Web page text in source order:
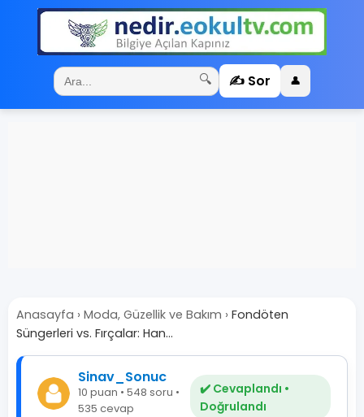
🔍 ✍️ Sor 👤
Anasayfa › Moda, Güzellik ve Bakım › Fondöten
Süngerleri vs. Fırçalar: Han...
Sinav_Sonuc
10 puan • 548 soru •
535 cevap
✔️ Cevaplandı •
Doğrulandı